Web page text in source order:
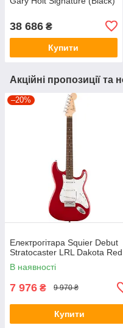
38 686 ₴
Купити
Акційні пропозиції та
–20%
Електрогітара Squier Debut
Stratocaster LRL Dakota Red
В наявності
7 976 ₴ 9 970 ₴
Купити